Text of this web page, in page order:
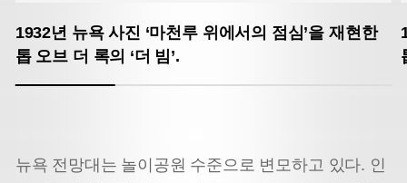
1932년 뉴욕 사진 ‘마천루 위에서의 점심’을 재현한
톱 오브 더 록의 ‘더 빔’.
뉴욕 전망대는 놀이공원 수준으로 변모하고 있다. 인